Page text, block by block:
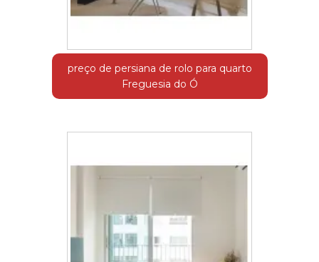
preço de persiana de rolo para quarto
Freguesia do Ó